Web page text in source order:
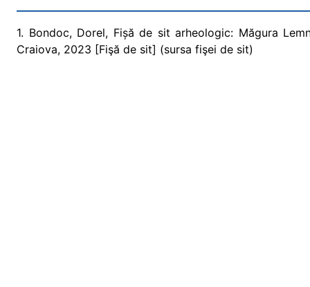
1. Bondoc, Dorel, Fișă de sit arheologic: Măgura
Craiova, 2023 [Fişă de sit] (sursa fişei de sit)